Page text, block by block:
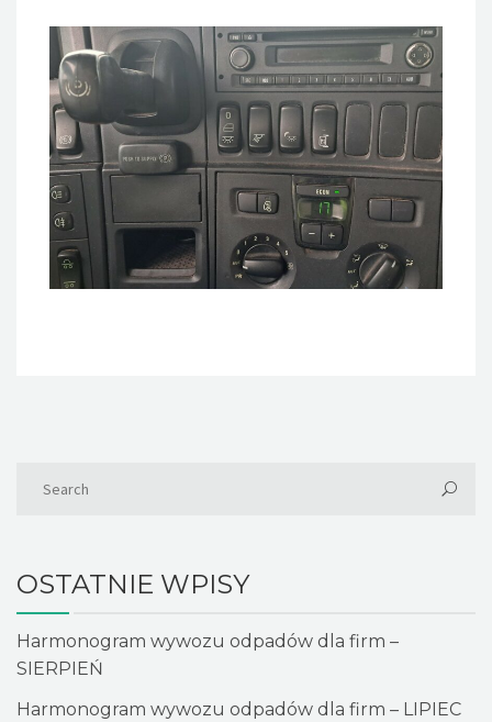
OSTATNIE WPISY
Harmonogram wywozu odpadów dla firm –
SIERPIEŃ
Harmonogram wywozu odpadów dla firm – LIPIEC